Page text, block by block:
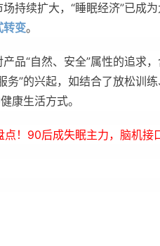
持续扩大，“睡眠经济”已成
转变。
品“自然、安全”属性的追求
务”的兴起，如结合了放松训
康生活方式。
！90后成失眠主力，脑机接